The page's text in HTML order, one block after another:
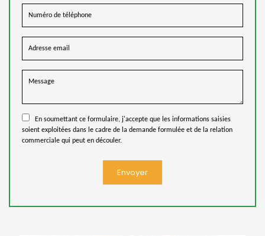
En soumettant ce formulaire, j'accepte que les informations saisies
soient exploitées dans le cadre de la demande formulée et de la relation
commerciale qui peut en découler.